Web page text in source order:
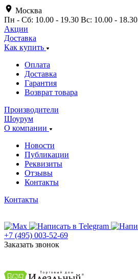
Москва
Пн - Сб: 10.00 - 19.30 Вс: 10.00 - 18.30
Акции
Доставка
Как купить
Оплата
Доставка
Гарантия
Возврат товара
Производители
Шоурум
О компании
Новости
Публикации
Реквизиты
Отзывы
Контакты
Контакты
+7 (495) 003-52-69
Заказать звонок